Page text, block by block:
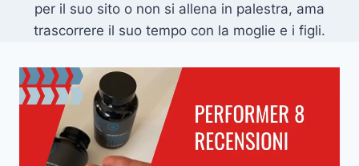
per il suo sito o non si allena in palestra, ama
trascorrere il suo tempo con la moglie e i figli.